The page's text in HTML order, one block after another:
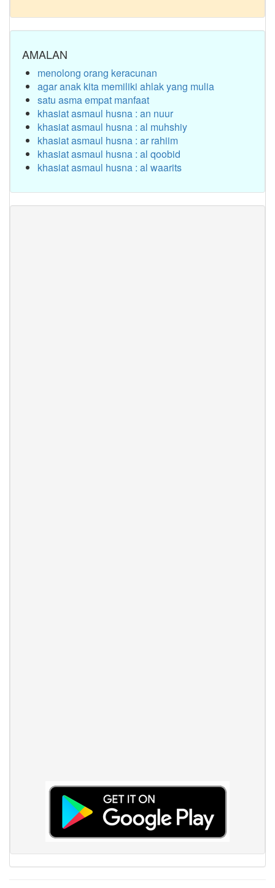
AMALAN
menolong orang keracunan
agar anak kita memiliki ahlak yang mulia
satu asma empat manfaat
khasiat asmaul husna : an nuur
khasiat asmaul husna : al muhshiy
khasiat asmaul husna : ar rahiim
khasiat asmaul husna : al qoobid
khasiat asmaul husna : al waarits